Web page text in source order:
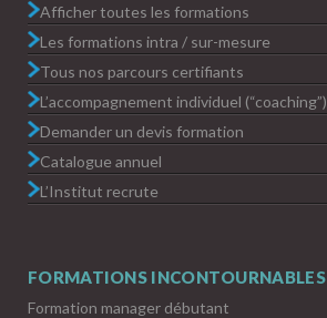
Afficher toutes les formations
Les formations intra / sur-mesure
Tous nos parcours certifiants
L’accompagnement individuel (“coaching”)
Demander un devis formation
Catalogue annuel
L’Institut recrute
FORMATIONS INCONTOURNABLES
Formation manager débutant